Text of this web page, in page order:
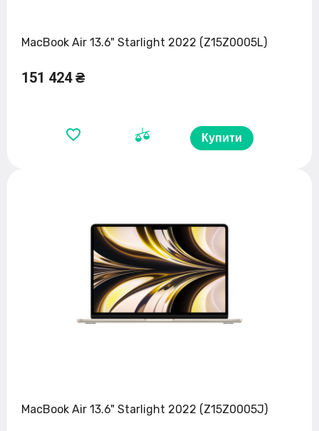
MacBook Air 13.6" Starlight 2022 (Z15Z0005L)
151 424 ₴
Купити
MacBook Air 13.6" Starlight 2022 (Z15Z0005J)